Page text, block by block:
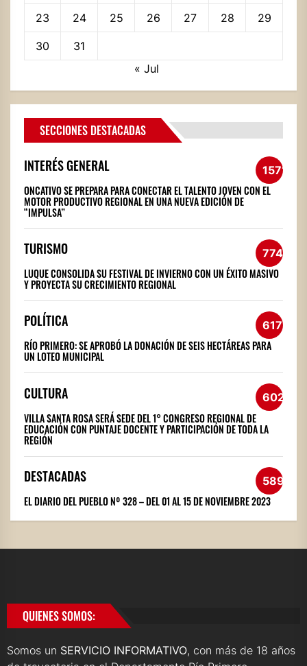
23 24 25 26 27 28 29
30
31
« Jul
SECCIONES DESTACADAS
INTERÉS GENERAL 1571
ONCATIVO SE PREPARA PARA CONECTAR EL TALENTO JOVEN CON EL
MOTOR PRODUCTIVO REGIONAL EN UNA NUEVA EDICIÓN DE
“IMPULSA”
TURISMO 774
LUQUE CONSOLIDA SU FESTIVAL DE INVIERNO CON UN ÉXITO MASIVO
Y PROYECTA SU CRECIMIENTO REGIONAL
POLÍTICA 617
RÍO PRIMERO: SE APROBÓ LA DONACIÓN DE SEIS HECTÁREAS PARA
UN LOTEO MUNICIPAL
CULTURA 602
VILLA SANTA ROSA SERÁ SEDE DEL 1° CONGRESO REGIONAL DE
EDUCACIÓN CON PUNTAJE DOCENTE Y PARTICIPACIÓN DE TODA LA
REGIÓN
DESTACADAS 589
EL DIARIO DEL PUEBLO Nº 328 – DEL 01 AL 15 DE NOVIEMBRE 2023
QUIENES SOMOS:
Somos un SERVICIO INFORMATIVO, con más de 18 años